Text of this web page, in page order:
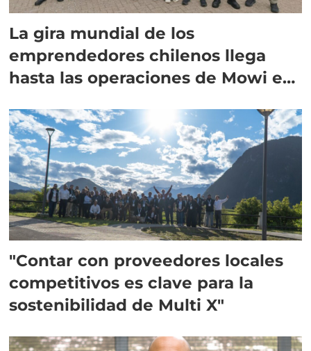
La gira mundial de los
emprendedores chilenos llega
hasta las operaciones de Mowi en
"Contar con proveedores locales
competitivos es clave para la
sostenibilidad de Multi X"